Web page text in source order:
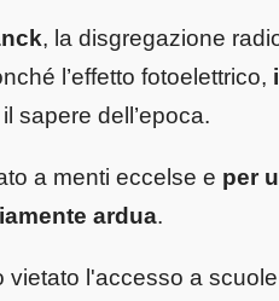
, la disgregazione
l’effetto fotoelettrico,
sapere dell’epoca.
a menti eccelse e per
ardua.
vietato l'accesso a scuole